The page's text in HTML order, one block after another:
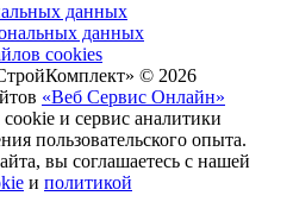
данных
данных
cookies
© 2026
«Веб Сервис Онлайн»
и сервис аналитики
пользовательского опыта.
вы соглашаетесь с нашей
и политикой